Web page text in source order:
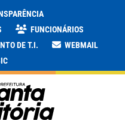
FUNCIONÁRIOS
DE T.I.
WEBMAIL